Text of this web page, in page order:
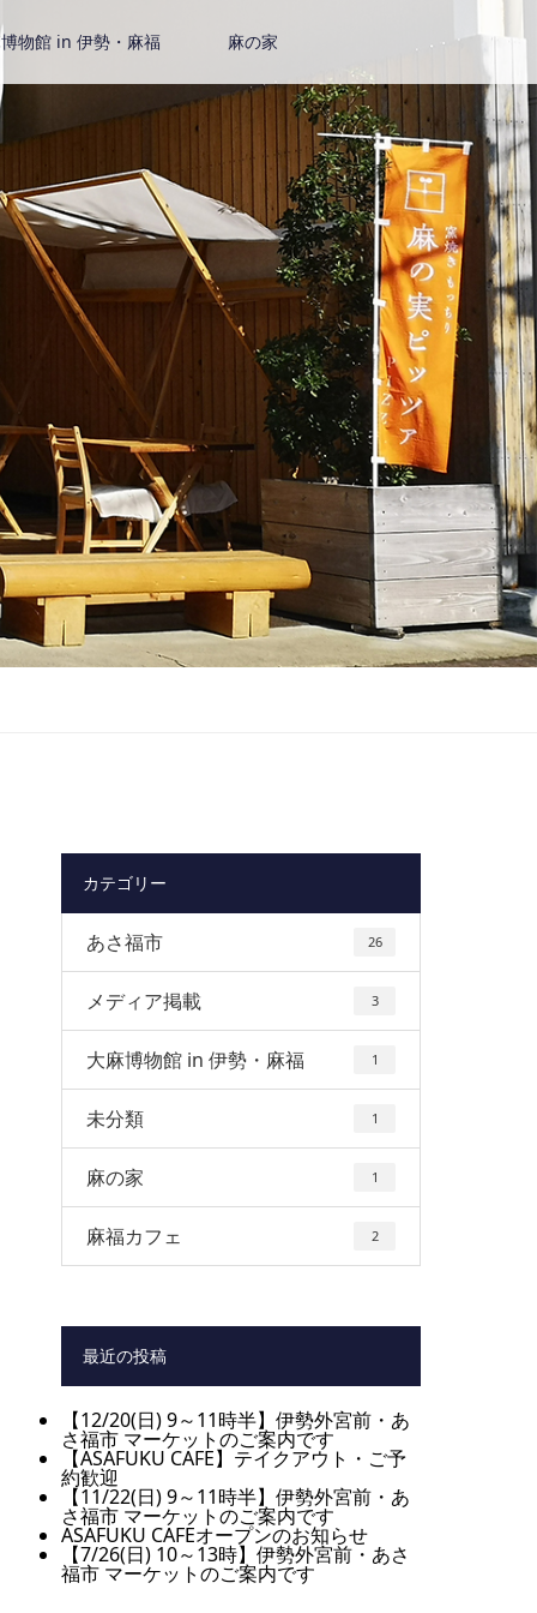
物館 in 伊勢・麻福 麻の家
カテゴリー
あさ福市 26
メディア掲載 3
大麻博物館 in 伊勢・麻福 1
未分類 1
麻の家 1
麻福カフェ 2
最近の投稿
【12/20(日) 9～11時半】伊勢外宮前・あ
さ福市 マーケットのご案内です
【ASAFUKU CAFE】テイクアウト・ご予
約歓迎
【11/22(日) 9～11時半】伊勢外宮前・あ
さ福市 マーケットのご案内です
ASAFUKU CAFEオープンのお知らせ
【7/26(日) 10～13時】伊勢外宮前・あさ
福市 マーケットのご案内です